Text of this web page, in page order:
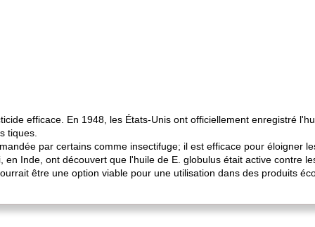
efficace. En 1948, les États-Unis ont officiellement enregistré
tiques.
par certains comme insectifuge; il est efficace pour éloigner
en Inde, ont découvert que l'huile de E. globulus était active contre
être une option viable pour une utilisation dans des produits